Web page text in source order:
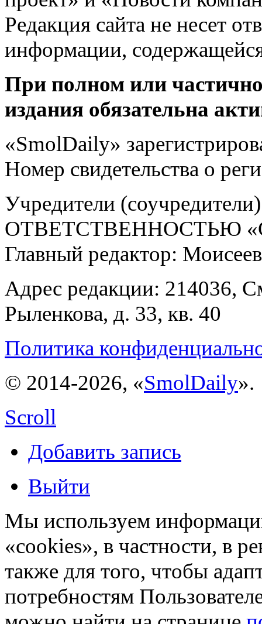
Редакция сайта не несет
информации,
При полном или
издания обязательна
«SmolDaily»
Номер свидетельства о
Учредители
ОТВЕТСТВЕННОСТЬЮ
Главный редактор:
Адрес редакции: 214036,
Рыленкова, д. 33, кв. 40
Политика
© 2014-2026, «SmolDaily».
Scroll
Добавить запись
Выйти
Мы используем
«cookies», в частности, в
также для того, чтобы
потребностям